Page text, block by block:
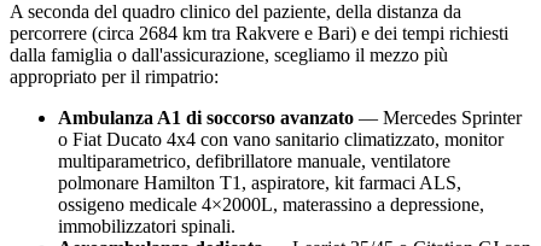
A seconda del quadro clinico del paziente, della distanza da
percorrere (circa 2684 km tra Rakvere e Bari) e dei tempi richiesti
dalla famiglia o dall'assicurazione, scegliamo il mezzo più
appropriato per il rimpatrio:
Ambulanza A1 di soccorso avanzato — Mercedes Sprinter
o Fiat Ducato 4x4 con vano sanitario climatizzato, monitor
multiparametrico, defibrillatore manuale, ventilatore
polmonare Hamilton T1, aspiratore, kit farmaci ALS,
ossigeno medicale 4×2000L, materassino a depressione,
immobilizzatori spinali.